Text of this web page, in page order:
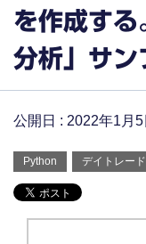
を作成す
分析」サン
公開日 : 2022年1月5
Python デイトレード